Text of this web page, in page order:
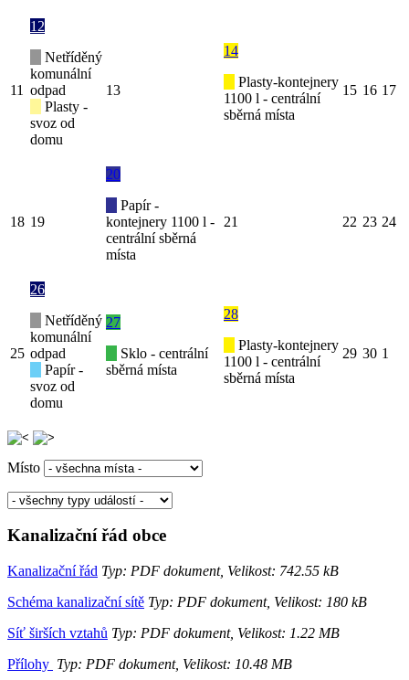
11
12
Netříděný
komunální
odpad
Plasty -
svoz od
domu
13
14
Plasty-kontejnery
1100 l - centrální
sběrná místa
15 16 17
18 19
20
Papír -
kontejnery 1100 l -
centrální sběrná
místa
21 22 23 24
25
26
Netříděný
komunální
odpad
Papír -
svoz od
domu
27
Sklo - centrální
sběrná místa
28
Plasty-kontejnery
1100 l - centrální
sběrná místa
29 30 1
Místo
Kanalizační řád obce
Kanalizační řád Typ: PDF dokument, Velikost: 742.55 kB
Schéma kanalizační sítě Typ: PDF dokument, Velikost: 180 kB
Síť širších vztahů Typ: PDF dokument, Velikost: 1.22 MB
Přílohy Typ: PDF dokument, Velikost: 10.48 MB